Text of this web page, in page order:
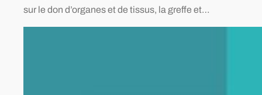
sur le don d’organes et de tissus, la greffe et…